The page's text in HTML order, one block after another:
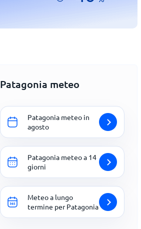
Patagonia meteo
Patagonia meteo in
agosto
Patagonia meteo a 14
giorni
Meteo a lungo
termine per Patagonia